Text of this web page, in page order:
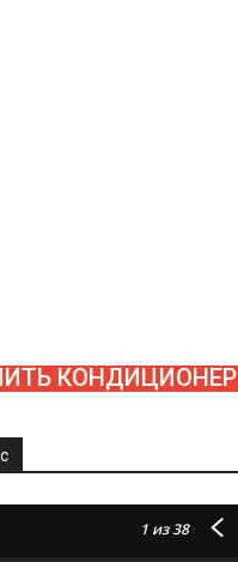
КОНДИЦИОНЕР
1 из 38